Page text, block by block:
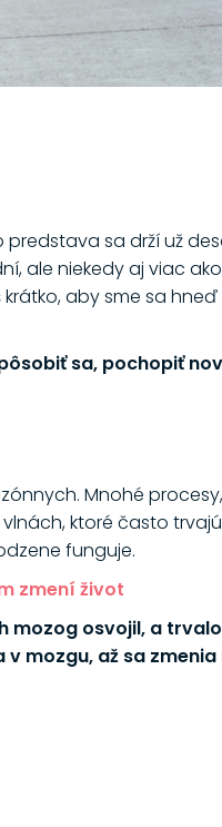
sa drží už
ale niekedy aj viac
aby sme sa
sa, pochopiť
Mnohé
ktoré často
funguje.
zmení život
mozog osvojil, a
mozgu, až sa